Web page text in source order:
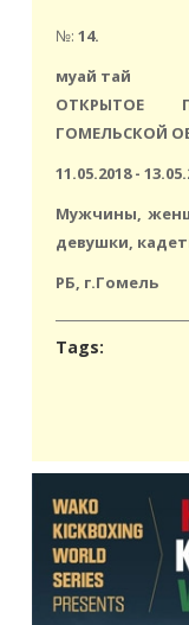
№:14.
муай тай
ОТКРЫТОЕ
ГОМЕЛЬСКОЙ
11.05.2018 -
Мужчины,
девушки,
РБ, г.Гомель
Tags: